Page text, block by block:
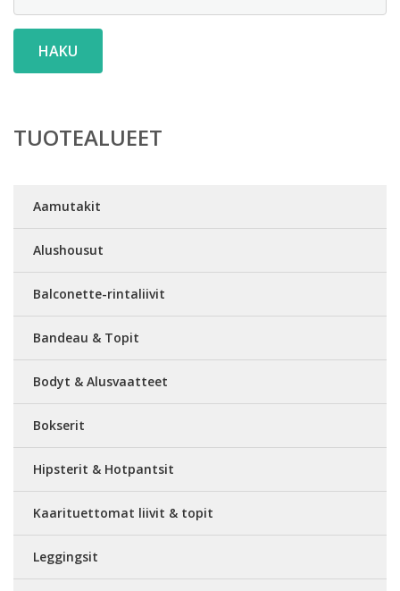
HAKU
TUOTEALUEET
Aamutakit
Alushousut
Balconette-rintaliivit
Bandeau & Topit
Bodyt & Alusvaatteet
Bokserit
Hipsterit & Hotpantsit
Kaarituettomat liivit & topit
Leggingsit